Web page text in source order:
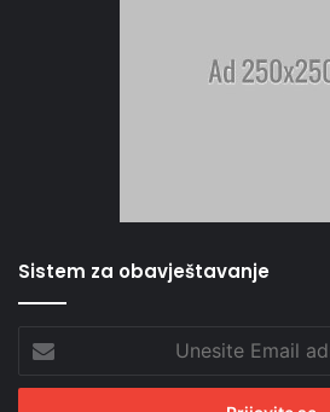
Sistem za obavještavanje
Email
adresu